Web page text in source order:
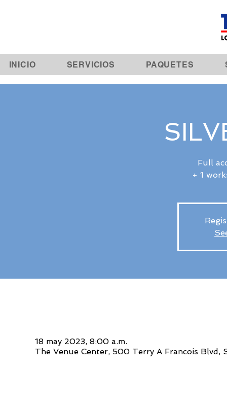
INICIO SERVICIOS PAQUETES
Full
+ 1
18 may 2023, 8:00 a.m.
The Venue Center, 500 Terry A Francois Blvd,